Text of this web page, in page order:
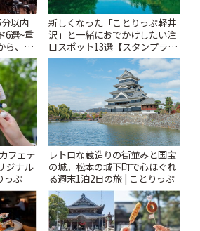
以内
6選~重
ら、改
~ | こと
新しくなった「ことりっぷ軽井
沢」と一緒におでかけしたい注
目スポット13選【スタンプラリ
ー開催中】 | ことりっぷ
フェテ
ジナル
っぷ
レトロな蔵造りの街並みと国宝
の城。松本の城下町で心ほぐれ
る週末1泊2日の旅 | ことりっぷ